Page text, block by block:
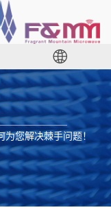
您解决棘手问题！